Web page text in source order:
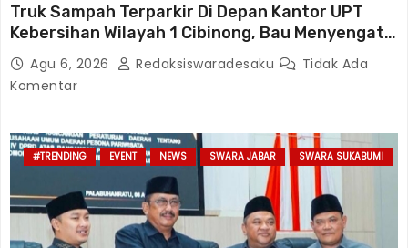
Truk Sampah Terparkir Di Depan Kantor UPT
Kebersihan Wilayah 1 Cibinong, Bau Menyengat
Diduga Resahkan Warga
Agu 6, 2026 Redaksiswaradesaku
Tidak Ada
Komentar
#TRENDING EVENT NEWS SWARA JABAR SWARA SUKABUMI